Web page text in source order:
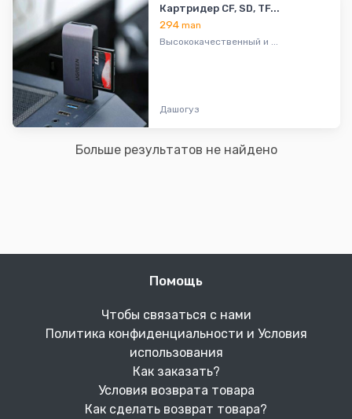
Картридер CF, SD, TF...
294man
Высококачественный и ...
Дашогуз
Больше результатов не найдено
Помощь
Чтобы связаться с нами
Политика конфиденциальности и Условия
использования
Как заказать?
Условия возврата товара
Как сделать возврат товара?